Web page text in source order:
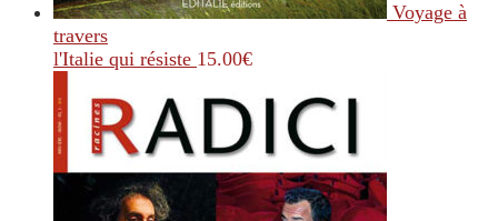
Voyage à
travers
l'Italie qui résiste 15.00€